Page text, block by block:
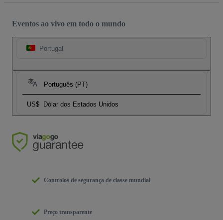
Eventos ao vivo em todo o mundo
Portugal
Português (PT)
US$ Dólar dos Estados Unidos
Controlos de segurança de classe mundial
Preço transparente